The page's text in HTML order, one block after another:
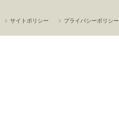
サイトポリシー プライバシーポリシー